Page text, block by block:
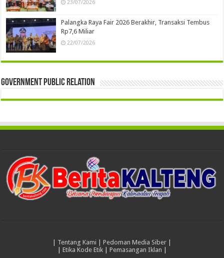
23/07/2026
Palangka Raya Fair 2026 Berakhir, Transaksi Tembus
Rp7,6 Miliar
22/07/2026
Government Public Relation
Tentang Kami Pedoman Media Siber
Etika Kode Etik| Pemasangan Iklan